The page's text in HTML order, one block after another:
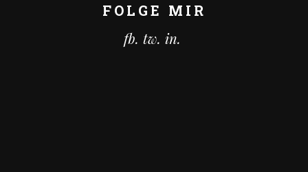
FOLGE MIR
fb. tw. in.